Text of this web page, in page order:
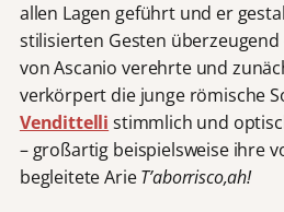
allen Lagen geführt und er
stilisierten Gesten
von Ascanio verehrte und
verkörpert die junge römische
Vendittelli stimmlich und
– großartig beispielsweise ihre
begleitete ArieT’aborrisco,ah!